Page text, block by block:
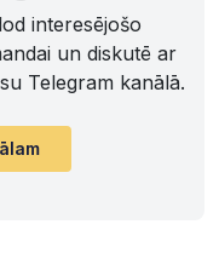
interesējošo
un diskutē ar
Telegram kanālā.